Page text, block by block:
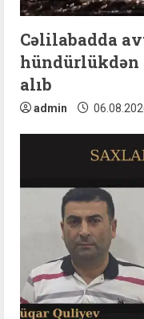
Cəlilabadda
hündürlükdən
alıb
admin